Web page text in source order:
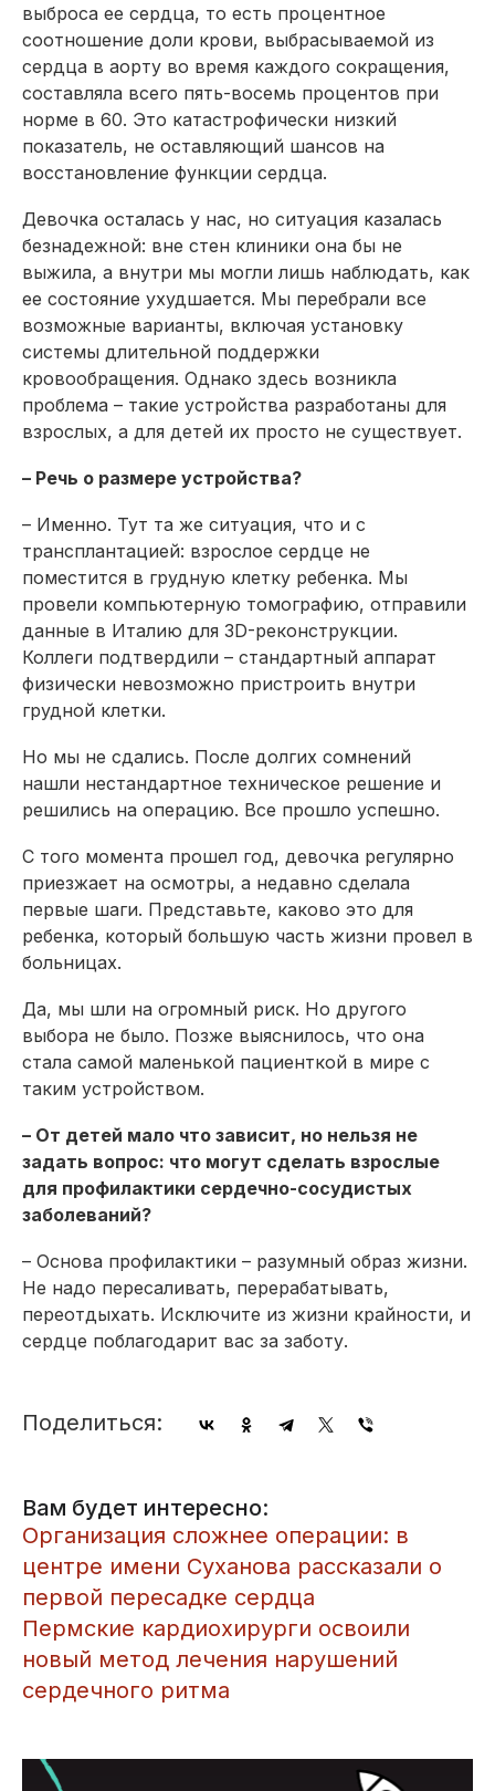
выброса ее сердца, то есть процентное
соотношение доли крови, выбрасываемой из
сердца в аорту во время каждого сокращения,
составляла всего пять-восемь процентов при
норме в 60. Это катастрофически низкий
показатель, не оставляющий шансов на
восстановление функции сердца.
Девочка осталась у нас, но ситуация казалась
безнадежной: вне стен клиники она бы не
выжила, а внутри мы могли лишь наблюдать, как
ее состоя­ние ухудшается. Мы перебрали все
возможные варианты, включая установку
системы длительной поддержки
кровообращения. Однако здесь возникла
проблема – такие устройства разработаны для
взрослых, а для детей их просто не существует.
– Речь о размере устройства?
– Именно. Тут та же ситуация, что и с
трансплантацией: взрослое сердце не
поместится в грудную клетку ребенка. Мы
провели компьютерную томографию, отправили
данные в Италию для 3D-реконструкции.
Коллеги подтвердили – стандартный аппарат
физически невозможно пристроить внутри
грудной клетки.
Но мы не сдались. После долгих сомнений
нашли нестандартное техническое решение и
решились на операцию. Все прошло успешно.
С того момента прошел год, девочка регулярно
приезжает на осмотры, а недавно сделала
первые шаги. Представьте, каково это для
ребенка, который большую часть жизни провел в
больницах.
Да, мы шли на огромный риск. Но другого
выбора не было. Позже выяснилось, что она
стала самой маленькой пациенткой в мире с
таким устройством.
– От детей мало что зависит, но нельзя не
задать вопрос: что могут сделать взрослые
для профилактики сердечно-сосудистых
заболеваний?
– Основа профилактики – разумный образ жизни.
Не надо пересаливать, перерабатывать,
переотдыхать. Исключите из жизни крайности, и
сердце поблагодарит вас за заботу.
Поделиться:
Вам будет интересно:
Организация сложнее операции: в
центре имени Суханова рассказали о
первой пересадке сердца
Пермские кардиохирурги освоили
новый метод лечения нарушений
сердечного ритма